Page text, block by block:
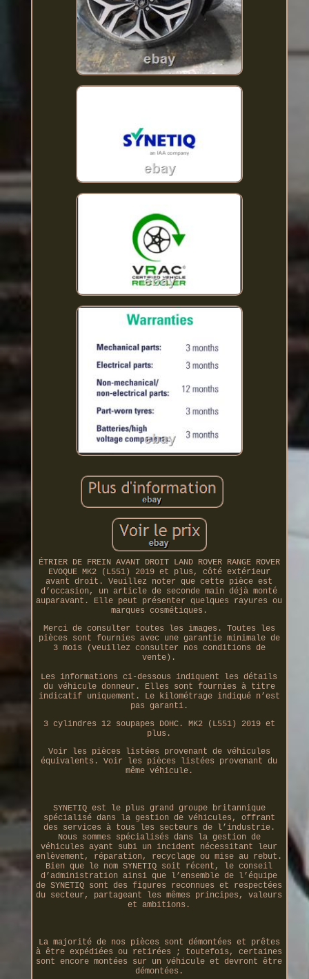
ÉTRIER DE FREIN AVANT DROIT LAND ROVER RANGE ROVER
EVOQUE MK2 (L551) 2019 et plus, côté extérieur
avant droit. Veuillez noter que cette pièce est
d’occasion, un article de seconde main déjà monté
auparavant. Elle peut présenter quelques rayures ou
marques cosmétiques.
Merci de consulter toutes les images. Toutes les
pièces sont fournies avec une garantie minimale de
3 mois (veuillez consulter nos conditions de
vente).
Les informations ci-dessous indiquent les détails
du véhicule donneur. Elles sont fournies à titre
indicatif uniquement. Le kilométrage indiqué n’est
pas garanti.
3 cylindres 12 soupapes DOHC. MK2 (L551) 2019 et
plus.
Voir les pièces listées provenant de véhicules
équivalents. Voir les pièces listées provenant du
même véhicule.
SYNETIQ est le plus grand groupe britannique
spécialisé dans la gestion de véhicules, offrant
des services à tous les secteurs de l’industrie.
Nous sommes spécialisés dans la gestion de
véhicules ayant subi un incident nécessitant leur
enlèvement, réparation, recyclage ou mise au rebut.
Bien que le nom SYNETIQ soit récent, le conseil
d’administration ainsi que l’ensemble de l’équipe
de SYNETIQ sont des figures reconnues et respectées
du secteur, partageant les mêmes principes, valeurs
et ambitions.
La majorité de nos pièces sont démontées et prêtes
à être expédiées ou retirées ; toutefois, certaines
sont encore montées sur un véhicule et devront être
démontées.